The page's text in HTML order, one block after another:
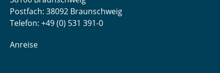
Postfach: 38092 Braunschweig
Telefon: +49 (0) 531 391-0
Anreise